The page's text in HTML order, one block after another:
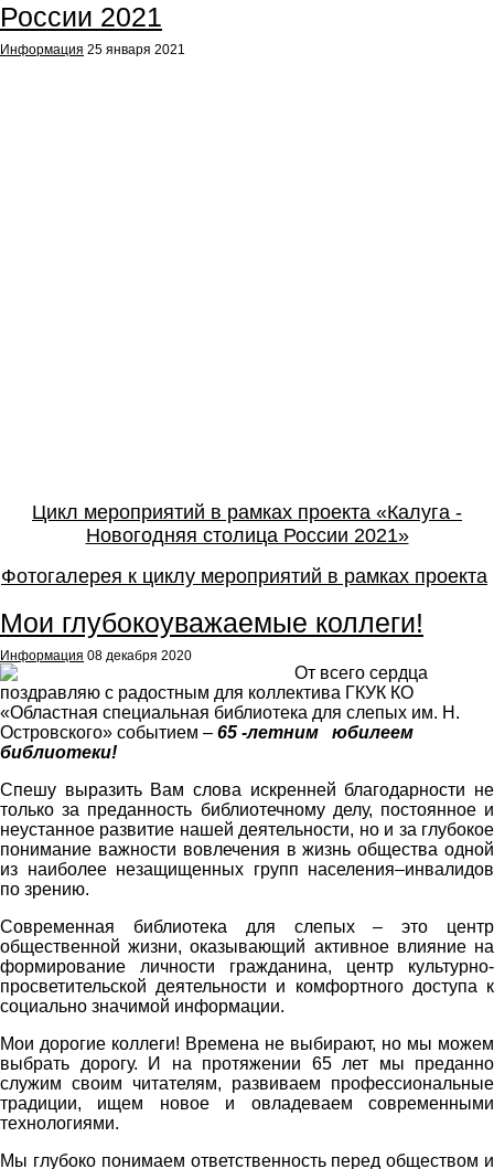
России 2021
Информация 25 января 2021
Цикл мероприятий в рамках проекта «Калуга -
Новогодняя столица России 2021»
Фотогалерея к циклу мероприятий в рамках проекта
Мои глубокоуважаемые коллеги!
Информация 08 декабря 2020
От всего сердца
поздравляю с радостным для коллектива ГКУК КО
«Областная специальная библиотека для слепых им. Н.
Островского» событием – 65 -летним юбилеем
библиотеки!
Спешу выразить Вам слова искренней благодарности не
только за преданность библиотечному делу, постоянное и
неустанное развитие нашей деятельности, но и за глубокое
понимание важности вовлечения в жизнь общества одной
из наиболее незащищенных групп населения–инвалидов
по зрению.
Современная библиотека для слепых – это центр
общественной жизни, оказывающий активное влияние на
формирование личности гражданина, центр культурно-
просветительской деятельности и комфортного доступа к
социально значимой информации.
Мои дорогие коллеги! Времена не выбирают, но мы можем
выбрать дорогу. И на протяжении 65 лет мы преданно
служим своим читателям, развиваем профессиональные
традиции, ищем новое и овладеваем современными
технологиями.
Мы глубоко понимаем ответственность перед обществом и